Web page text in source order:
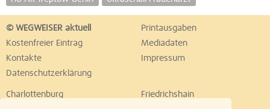
© WEGWEISER aktuell
Printausgaben
Kostenfreier Eintrag
Mediadaten
Kontakte
Impressum
Datenschutzerklärung
Charlottenburg
Friedrichshain